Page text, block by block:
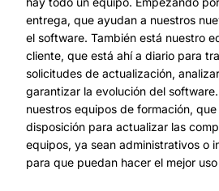
entrega, que ayudan a nuestros
el software. También está nuestro
cliente, que está ahí a diario para
solicitudes de actualización,
garantizar la evolución del
nuestros equipos de formación,
disposición para actualizar las
equipos, ya sean administrativos o
para que puedan hacer el mejor